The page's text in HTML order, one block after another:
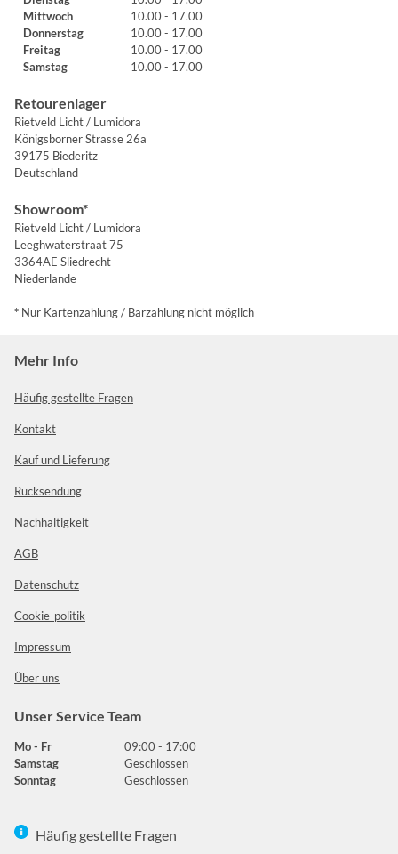
Mittwoch
10.00 - 17.00
Donnerstag
10.00 - 17.00
Freitag
10.00 - 17.00
Samstag
10.00 - 17.00
Retourenlager
Rietveld Licht / Lumidora
Königsborner Strasse 26a
39175 Biederitz
Deutschland
Showroom*
Rietveld Licht / Lumidora
Leeghwaterstraat 75
3364AE Sliedrecht
Niederlande
* Nur Kartenzahlung / Barzahlung nicht möglich
Mehr Info
Häufig gestellte Fragen
Kontakt
Kauf und Lieferung
Rücksendung
Nachhaltigkeit
AGB
Datenschutz
Cookie-politik
Impressum
Über uns
Unser Service Team
Mo - Fr
09:00 - 17:00
Samstag
Geschlossen
Sonntag
Geschlossen
Häufig gestellte Fragen